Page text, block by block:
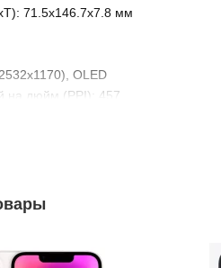
71.5x146.7x7.8 мм
OLED
на дюйм (PPI): 457
автофокусировка, оптическая
видео: 3840x2160